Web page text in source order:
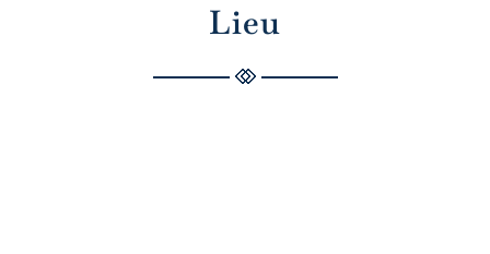
Lieu